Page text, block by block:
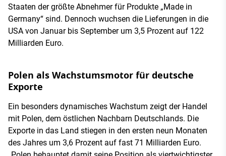
Staaten der größte Abnehmer für Produkte „Made in
Germany“ sind. Dennoch wuchsen die Lieferungen in die
USA von Januar bis September um 3,5 Prozent auf 122
Milliarden Euro.
Polen als Wachstumsmotor für deutsche
Exporte
Ein besonders dynamisches Wachstum zeigt der Handel
mit Polen, dem östlichen Nachbarn Deutschlands. Die
Exporte in das Land stiegen in den ersten neun Monaten
des Jahres um 3,6 Prozent auf fast 71 Milliarden Euro.